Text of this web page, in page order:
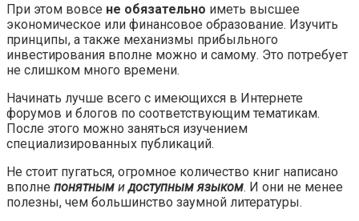
При этом вовсе не обязательно иметь высшее
экономическое или финансовое образование. Изучить
принципы, а также механизмы прибыльного
инвестирования вполне можно и самому. Это потребует
не слишком много времени.
Начинать лучше всего с имеющихся в Интернете
форумов и блогов по соответствующим тематикам.
После этого можно заняться изучением
специализированных публикаций.
Не стоит пугаться, огромное количество книг написано
вполне понятным идоступным языком. И они не менее
полезны, чем большинство заумной литературы.